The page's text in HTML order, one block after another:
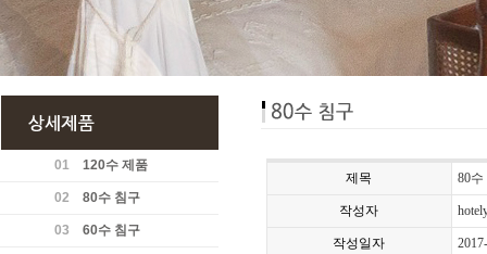
01 120수 제품
02 80수 침구
03 60수 침구
제목 80수
작성자
작성일자